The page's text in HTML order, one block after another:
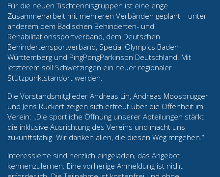
Für die neuen Tischtennisgruppen ist eine enge
Zusammenarbeit mit mehreren Verbänden geplant – unter
anderem dem Badischen Behinderten- und
Rehabilitationssportverband, dem Deutschen
Behindertensportverband, Special Olympics Baden-
Württemberg und PingPongParkinson Deutschland. Mit
letzterem soll Schwetzingen ein neuer regionaler
Stützpunktstandort werden.
Die Vorstandsmitglieder Andreas Lin, Andreas Moosbrugger
und Jens Rückert zeigen sich erfreut über die Offenheit im
Verein: „Die sportliche Öffnung unserer Abteilungen stärkt
die inklusive Ausrichtung des Vereins und macht uns
zukunftsfähig. Wir danken allen, die diesen Weg mitgehen.“
Interessierte sind herzlich eingeladen, das Angebot
kennenzulernen. Eine vorherige Anmeldung ist nicht